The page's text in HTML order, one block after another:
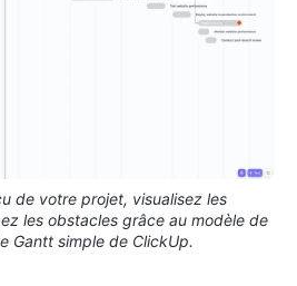
de votre projet, visualisez les
les obstacles grâce au modèle de
Gantt simple de ClickUp.